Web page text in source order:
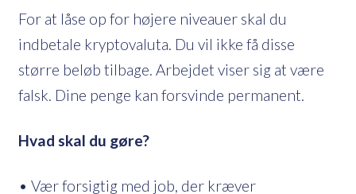
For at låse op for højere niveauer skal du
indbetale kryptovaluta. Du vil ikke få disse
større beløb tilbage. Arbejdet viser sig at være
falsk. Dine penge kan forsvinde permanent.
Hvad skal du gøre?
• Vær forsigtig med job, der kræver